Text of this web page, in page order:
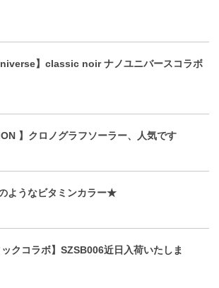
】classic noir ナノユニバースコラボ
】クロノグラフソーラー、人気です
ようなビタミンカラー★
ックコラボ】SZSB006近日入荷いたしま